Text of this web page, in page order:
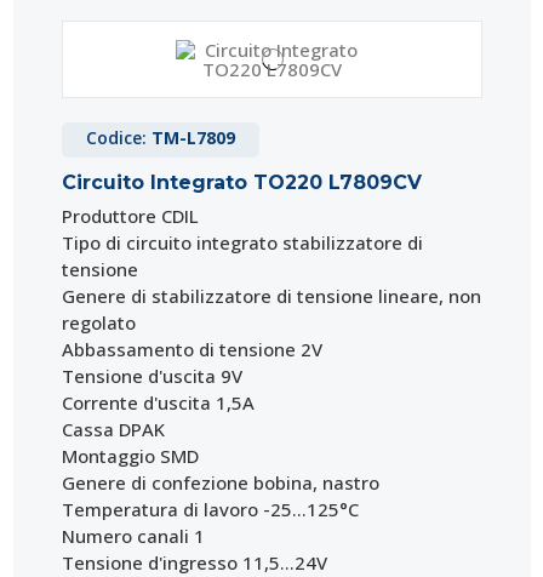
Codice: TM-L7809
Circuito Integrato TO220 L7809CV
Produttore CDIL
Tipo di circuito integrato stabilizzatore di
tensione
Genere di stabilizzatore di tensione lineare, non
regolato
Abbassamento di tensione 2V
Tensione d'uscita 9V
Corrente d'uscita 1,5A
Cassa DPAK
Montaggio SMD
Genere di confezione bobina, nastro
Temperatura di lavoro -25...125°C
Numero canali 1
Tensione d'ingresso 11,5...24V